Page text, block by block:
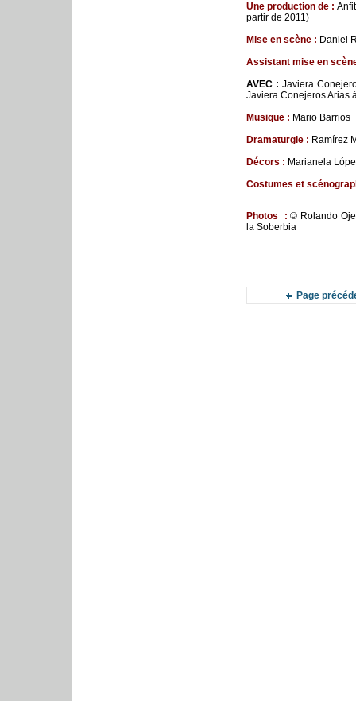
Une production de :
partir de 2011)
Mise en scène : Daniel
Assistant mise en
AVEC : Javiera
Javiera Conejeros Arias
Musique : Mario Barrios
Dramaturgie : Ramírez
Décors : Marianela
Costumes et
Photos : © Rolando
la Soberbia
Page